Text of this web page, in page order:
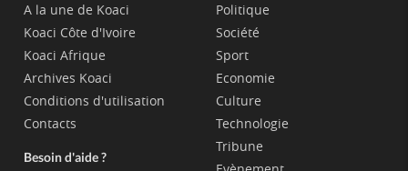
A la une de Koaci
Koaci Côte d'Ivoire
Koaci Afrique
Archives Koaci
Conditions d'utilisation
Contacts
Besoin d'aide ?
Politique
Société
Sport
Economie
Culture
Technologie
Tribune